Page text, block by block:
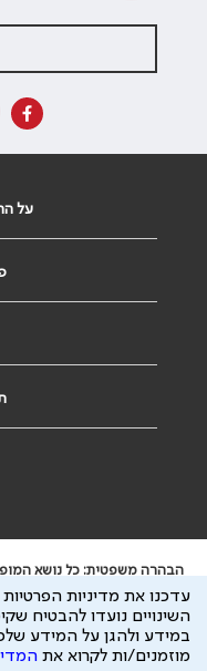
על
הבהרה משפטית: כל נושא
ייעוץ רפואי או משפטי. אין
ידוע לי שהר"י אוספת ושומרת
להיות מועבר לצדדים
עדכנו את מדיניות
השינויים נועדו להבטיח
במידע ולהגן על המידע
מוזמנים/ות לקרוא את